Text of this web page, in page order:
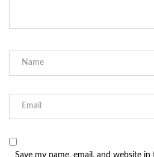
Save my name, email, and website